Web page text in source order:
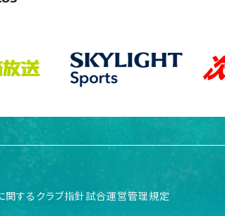
関するクラブ指針試合運営管理規定